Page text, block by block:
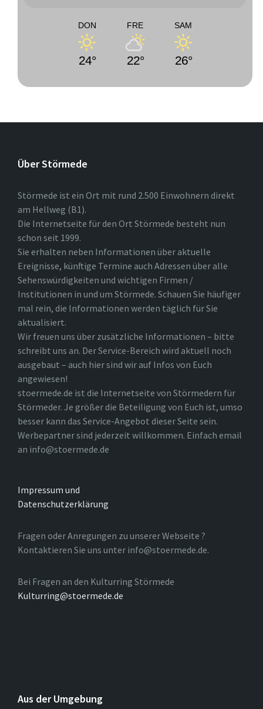
DON
24°
FRE
22°
SAM
26°
Über Störmede
Störmede ist ein Ort mit rund 2.500 Einwohnern direkt
am Hellweg (B1).
Die Internetseite für den Ort Störmede besteht nun
schon seit 1999.
Sie erhalten neben Informationen über aktuelle
Ereignisse, künftige Termine auch Adressen über alle
Sehenswürdigkeiten und wichtigen Firmen /
Institutionen in und um Störmede. Schauen Sie häufiger
mal rein, die Informationen werden täglich für Sie
aktualisiert.
Wir freuen uns über zusätzliche Informationen – bitte
schreibt uns an. Der Service-Bereich wird aktuell noch
ausgebaut – auch hier sind wir auf Infos von Euch
angewiesen!
stoermede.de ist die Internetseite von Störmedern für
Störmeder. Je größer die Beteiligung von Euch ist, umso
besser kann das Service-Angebot dieser Seite sein.
Werbepartner sind jederzeit willkommen. Einfach email
an info@stoermede.de
Impressum und
Datenschutzerklärung
Fragen oder Anregungen zu unserer Webseite ?
Kontaktieren Sie uns unter info@stoermede.de.
Bei Fragen an den Kulturring Störmede
Kulturring@stoermede.de
Aus der Umgebung